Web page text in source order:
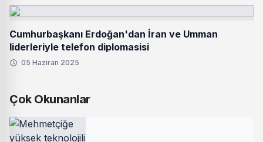
Cumhurbaşkanı Erdoğan'dan İran ve Umman
liderleriyle telefon diplomasisi
05 Haziran 2025
Çok Okunanlar